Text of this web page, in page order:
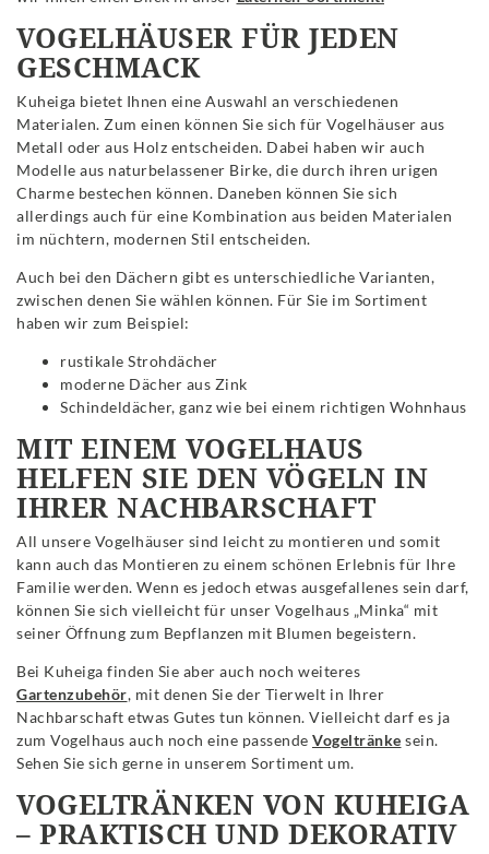
VOGELHÄUSER FÜR JEDEN
GESCHMACK
Kuheiga bietet Ihnen eine Auswahl an verschiedenen
Materialen. Zum einen können Sie sich für Vogelhäuser aus
Metall oder aus Holz entscheiden. Dabei haben wir auch
Modelle aus naturbelassener Birke, die durch ihren urigen
Charme bestechen können. Daneben können Sie sich
allerdings auch für eine Kombination aus beiden Materialen
im nüchtern, modernen Stil entscheiden.
Auch bei den Dächern gibt es unterschiedliche Varianten,
zwischen denen Sie wählen können. Für Sie im Sortiment
haben wir zum Beispiel:
rustikale Strohdächer
moderne Dächer aus Zink
Schindeldächer, ganz wie bei einem richtigen Wohnhaus
MIT EINEM VOGELHAUS
HELFEN SIE DEN VÖGELN IN
IHRER NACHBARSCHAFT
All unsere Vogelhäuser sind leicht zu montieren und somit
kann auch das Montieren zu einem schönen Erlebnis für Ihre
Familie werden. Wenn es jedoch etwas ausgefallenes sein darf,
können Sie sich vielleicht für unser Vogelhaus „Minka“ mit
seiner Öffnung zum Bepflanzen mit Blumen begeistern.
Bei Kuheiga finden Sie aber auch noch weiteres
Gartenzubehör, mit denen Sie der Tierwelt in Ihrer
Nachbarschaft etwas Gutes tun können. Vielleicht darf es ja
zum Vogelhaus auch noch eine passende Vogeltränke sein.
Sehen Sie sich gerne in unserem Sortiment um.
VOGELTRÄNKEN VON KUHEIGA
– PRAKTISCH UND DEKORATIV